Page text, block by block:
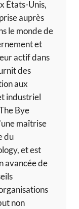
États-Unis,
auprès
le monde de
et
actif dans
des
aux
industriel
Bye
maîtrise
du
et est
avancée de
non